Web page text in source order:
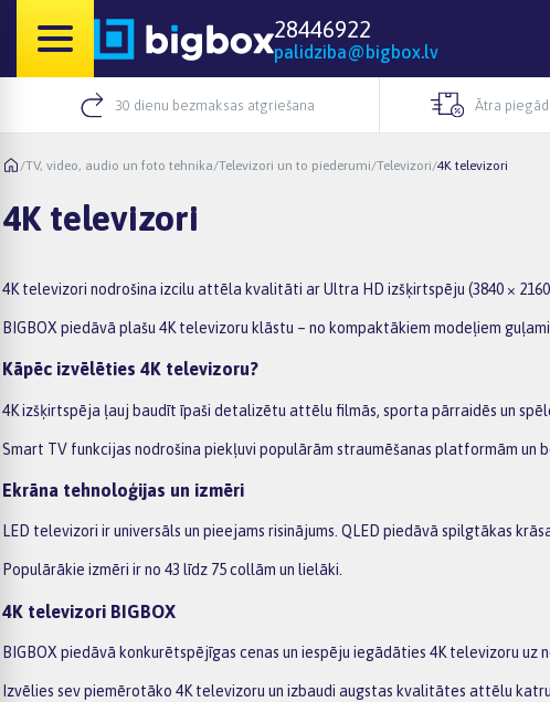
28446922
palidziba@bigbox.lv
30 dienu bezmaksas atgriešana Ātra
/TV, video, audio un foto tehnika/Televizori un to piederumi/Televizori/4K televizori
4K televizori
4K televizori nodrošina izcilu attēla kvalitāti ar Ultra HD izšķirtspēju (3840 ×
BIGBOX piedāvā plašu 4K televizoru klāstu – no kompaktākiem modeļiem
Kāpēc izvēlēties 4K televizoru?
4K izšķirtspēja ļauj baudīt īpaši detalizētu attēlu filmās, sporta pārraidēs un
Smart TV funkcijas nodrošina piekļuvi populārām straumēšanas platformām un
Ekrāna tehnoloģijas un izmēri
LED televizori ir universāls un pieejams risinājums. QLED piedāvā spilgtākas
Populārākie izmēri ir no 43 līdz 75 collām un lielāki.
4K televizori BIGBOX
BIGBOX piedāvā konkurētspējīgas cenas un iespēju iegādāties 4K televizoru uz
Izvēlies sev piemērotāko 4K televizoru un izbaudi augstas kvalitātes attēlu katru